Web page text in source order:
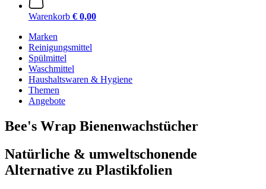
Warenkorb € 0,00
Marken
Reinigungsmittel
Spülmittel
Waschmittel
Haushaltswaren & Hygiene
Themen
Angebote
Bee's Wrap Bienenwachstücher
Natürliche & umweltschonende
Alternative zu Plastikfolien